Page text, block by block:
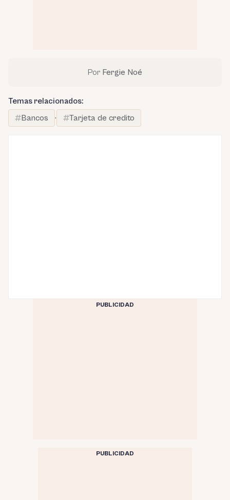
Por Fergie Noé
Temas relacionados:
Bancos
· Tarjeta de credito
PUBLICIDAD
PUBLICIDAD